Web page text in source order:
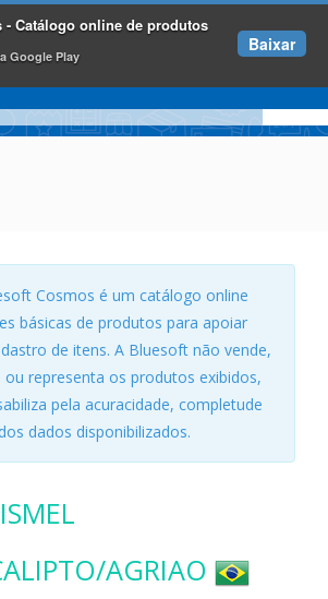
Cosmos é um catálogo online
básicas de produtos para apoiar
de itens. A Bluesoft não vende,
ou representa os produtos exibidos,
pela acuracidade, completude
dados disponibilizados.
AGRIAO
- Catálogo online de produtos
Google Play
Baixar